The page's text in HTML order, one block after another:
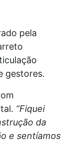
pela
gestores.
“Fiquei
da
e sentíamos